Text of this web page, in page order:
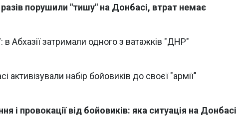
порушили "тишу" на Донбасі, втрат немає
Абхазії затримали одного з ватажків "ДНР"
активізували набір бойовиків до своєї "армії"
і провокації від бойовиків: яка ситуація на Донбасі